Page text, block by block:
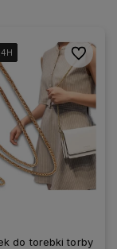
do torebki torby
Do